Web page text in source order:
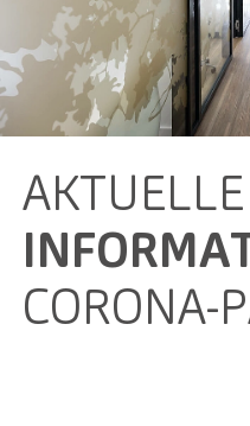
AKTUELLE
CORONA-